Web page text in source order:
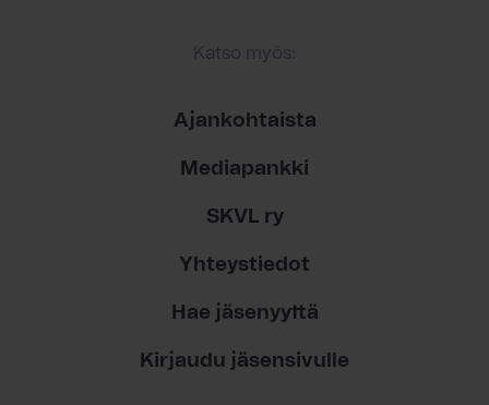
Katso myös:
Ajankohtaista
Mediapankki
SKVL ry
Yhteystiedot
Hae jäsenyyttä
Kirjaudu jäsensivulle